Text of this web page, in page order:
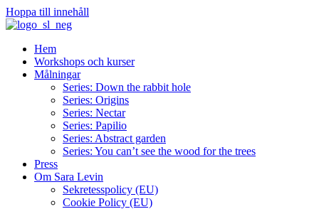
Hoppa till innehåll
Hem
Workshops och kurser
Målningar
Series: Down the rabbit hole
Series: Origins
Series: Nectar
Series: Papilio
Series: Abstract garden
Series: You can’t see the wood for the trees
Press
Om Sara Levin
Sekretesspolicy (EU)
Cookie Policy (EU)